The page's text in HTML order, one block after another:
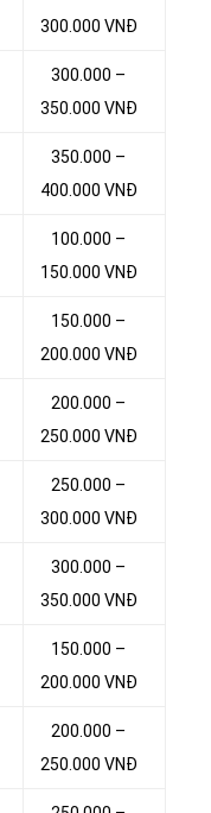
300.000 VNĐ
300.000 –
350.000 VNĐ
350.000 –
400.000 VNĐ
100.000 –
150.000 VNĐ
150.000 –
200.000 VNĐ
200.000 –
250.000 VNĐ
250.000 –
300.000 VNĐ
300.000 –
350.000 VNĐ
150.000 –
200.000 VNĐ
200.000 –
250.000 VNĐ